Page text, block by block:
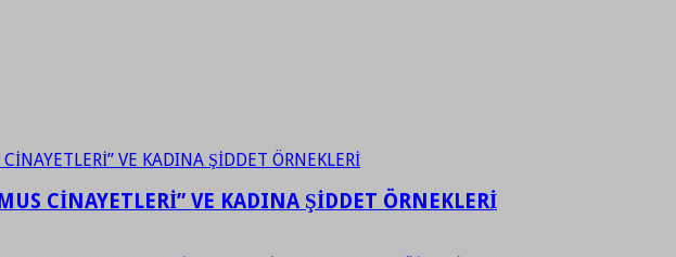
CİNAYETLERİ” VE KADINA ŞİDDET ÖRNEKLERİ